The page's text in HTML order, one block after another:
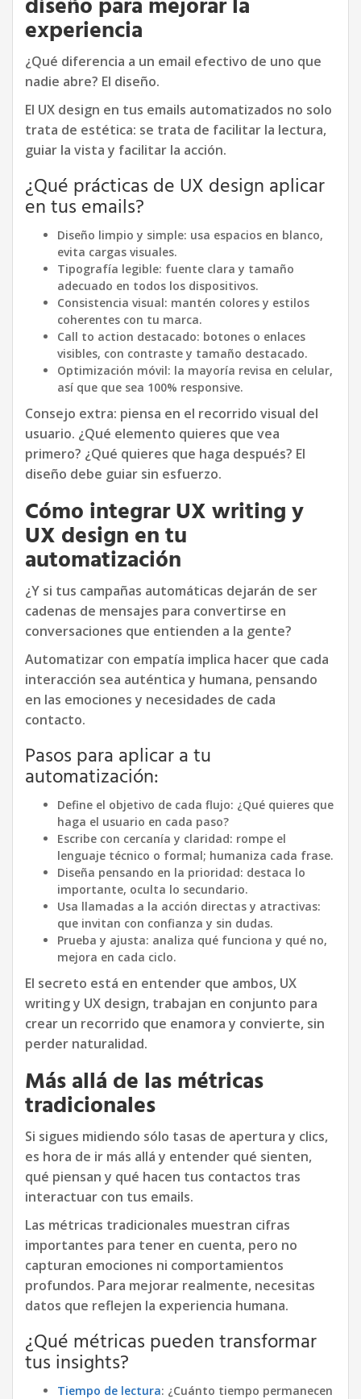
experiencia
¿Qué diferencia a un email efectivo de uno que
nadie abre? El diseño.
El UX design en tus emails automatizados no solo
trata de estética: se trata de facilitar la lectura,
guiar la vista y facilitar la acción.
¿Qué prácticas de UX design aplicar
en tus emails?
Diseño limpio y simple: usa espacios en blanco,
evita cargas visuales.
Tipografía legible: fuente clara y tamaño
adecuado en todos los dispositivos.
Consistencia visual: mantén colores y estilos
coherentes con tu marca.
Call to action destacado: botones o enlaces
visibles, con contraste y tamaño destacado.
Optimización móvil: la mayoría revisa en celular,
así que que sea 100% responsive.
Consejo extra: piensa en el recorrido visual del
usuario. ¿Qué elemento quieres que vea
primero? ¿Qué quieres que haga después? El
diseño debe guiar sin esfuerzo.
Cómo integrar UX writing y
UX design en tu
automatización
¿Y si tus campañas automáticas dejarán de ser
cadenas de mensajes para convertirse en
conversaciones que entienden a la gente?
Automatizar con empatía implica hacer que cada
interacción sea auténtica y humana, pensando
en las emociones y necesidades de cada
contacto.
Pasos para aplicar a tu
automatización:
Define el objetivo de cada flujo: ¿Qué quieres que
haga el usuario en cada paso?
Escribe con cercanía y claridad: rompe el
lenguaje técnico o formal; humaniza cada frase.
Diseña pensando en la prioridad: destaca lo
importante, oculta lo secundario.
Usa llamadas a la acción directas y atractivas:
que invitan con confianza y sin dudas.
Prueba y ajusta: analiza qué funciona y qué no,
mejora en cada ciclo.
El secreto está en entender que ambos, UX
writing y UX design, trabajan en conjunto para
crear un recorrido que enamora y convierte, sin
perder naturalidad.
Más allá de las métricas
tradicionales
Si sigues midiendo sólo tasas de apertura y clics,
es hora de ir más allá y entender qué sienten,
qué piensan y qué hacen tus contactos tras
interactuar con tus emails.
Las métricas tradicionales muestran cifras
importantes para tener en cuenta, pero no
capturan emociones ni comportamientos
profundos. Para mejorar realmente, necesitas
datos que reflejen la experiencia humana.
¿Qué métricas pueden transformar
tus insights?
Tiempo de lectura: ¿Cuánto tiempo permanecen